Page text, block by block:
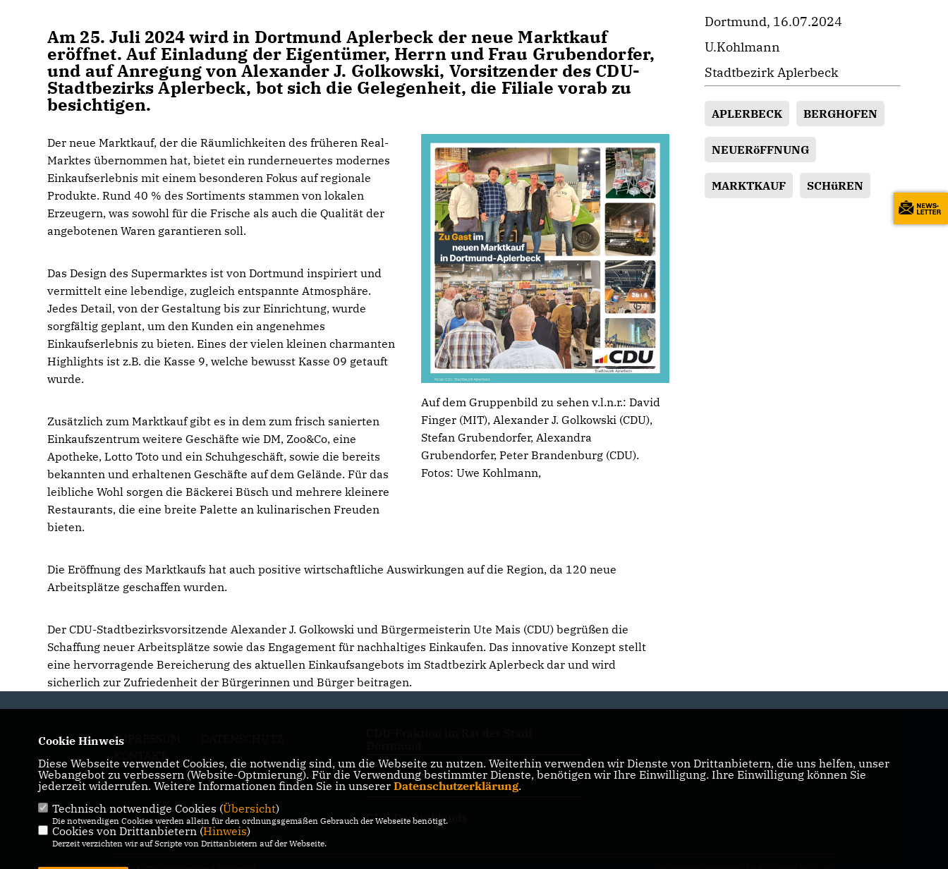
Am 25. Juli 2024 wird in Dortmund Aplerbeck der neue Marktkauf
eröffnet. Auf Einladung der Eigentümer, Herrn und Frau Grubendorfer,
und auf Anregung von Alexander J. Golkowski, Vorsitzender des CDU-
Stadtbezirks Aplerbeck, bot sich die Gelegenheit, die Filiale vorab zu
besichtigen.
Auf dem Gruppenbild zu sehen v.l.n.r.: David
Finger (MIT), Alexander J. Golkowski (CDU),
Stefan Grubendorfer, Alexandra
Grubendorfer, Peter Brandenburg (CDU).
Fotos: Uwe Kohlmann,
Der neue Marktkauf, der die Räumlichkeiten des früheren Real-
Marktes übernommen hat, bietet ein runderneuertes modernes
Einkaufserlebnis mit einem besonderen Fokus auf regionale
Produkte. Rund 40 % des Sortiments stammen von lokalen
Erzeugern, was sowohl für die Frische als auch die Qualität der
angebotenen Waren garantieren soll.
Das Design des Supermarktes ist von Dortmund inspiriert und
vermittelt eine lebendige, zugleich entspannte Atmosphäre.
Jedes Detail, von der Gestaltung bis zur Einrichtung, wurde
sorgfältig geplant, um den Kunden ein angenehmes
Einkaufserlebnis zu bieten. Eines der vielen kleinen charmanten
Highlights ist z.B. die Kasse 9, welche bewusst Kasse 09 getauft
wurde.
Zusätzlich zum Marktkauf gibt es in dem zum frisch sanierten
Einkaufszentrum weitere Geschäfte wie DM, Zoo&Co, eine
Apotheke, Lotto Toto und ein Schuhgeschäft, sowie die bereits
bekannten und erhaltenen Geschäfte auf dem Gelände. Für das
leibliche Wohl sorgen die Bäckerei Büsch und mehrere kleinere
Restaurants, die eine breite Palette an kulinarischen Freuden
bieten.
Die Eröffnung des Marktkaufs hat auch positive wirtschaftliche Auswirkungen auf die Region, da 120 neue
Arbeitsplätze geschaffen wurden.
Der CDU-Stadtbezirksvorsitzende Alexander J. Golkowski und Bürgermeisterin Ute Mais (CDU) begrüßen die
Schaffung neuer Arbeitsplätze sowie das Engagement für nachhaltiges Einkaufen. Das innovative Konzept stellt
eine hervorragende Bereicherung des aktuellen Einkaufsangebots im Stadtbezirk Aplerbeck dar und wird
sicherlich zur Zufriedenheit der Bürgerinnen und Bürger beitragen.
Dortmund, 16.07.2024
U.Kohlmann
Stadtbezirk Aplerbeck
APLERBECK BERGHOFEN
NEUERöFFNUNG
MARKTKAUF SCHüREN
IMPRESSUM
KONTAKT
CDU NRW
CDU Deutschlands
Cookie Hinweis
Diese Webseite verwendet Cookies, die notwendig sind, um die Webseite zu nutzen. Weiterhin verwenden wir Dienste von Drittanbietern, die uns helfen, unser
Webangebot zu verbessern (Website-Optmierung). Für die Verwendung bestimmter Dienste, benötigen wir Ihre Einwilligung. Ihre Einwilligung können Sie
jederzeit widerrufen. Weitere Informationen finden Sie in unserer Datenschutzerklärung.
Technisch notwendige Cookies (Übersicht)
Die notwendigen Cookies werden allein für den ordnungsgemäßen Gebrauch der Webseite benötigt.
Cookies von Drittanbietern (Hinweis)
Derzeit verzichten wir auf Scripte von Drittanbietern auf der Webseite.